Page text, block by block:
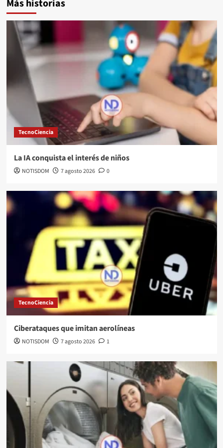
Más historias
TecnoCiencia
La IA conquista el interés de niños
NOTISDOM 7 agosto 2026 0
TecnoCiencia
Ciberataques que imitan aerolíneas
NOTISDOM 7 agosto 2026 1